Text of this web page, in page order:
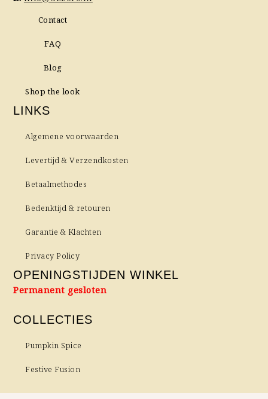
Contact
FAQ
Blog
Shop the look
LINKS
Algemene voorwaarden
Levertijd & Verzendkosten
Betaalmethodes
Bedenktijd & retouren
Garantie & Klachten
Privacy Policy
OPENINGSTIJDEN WINKEL
Permanent gesloten
COLLECTIES
Pumpkin Spice
Festive Fusion